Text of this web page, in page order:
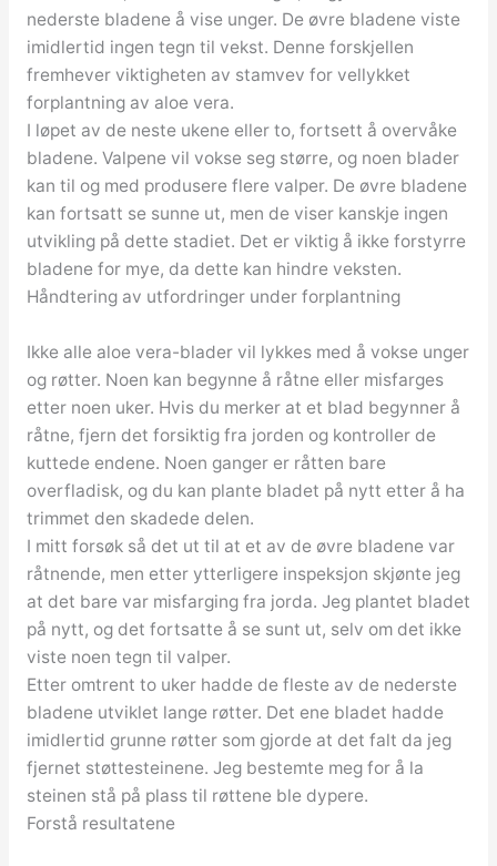
nederste bladene å vise unger. De øvre bladene viste
imidlertid ingen tegn til vekst. Denne forskjellen
fremhever viktigheten av stamvev for vellykket
forplantning av aloe vera.
I løpet av de neste ukene eller to, fortsett å overvåke
bladene. Valpene vil vokse seg større, og noen blader
kan til og med produsere flere valper. De øvre bladene
kan fortsatt se sunne ut, men de viser kanskje ingen
utvikling på dette stadiet. Det er viktig å ikke forstyrre
bladene for mye, da dette kan hindre veksten.
Håndtering av utfordringer under forplantning
Ikke alle aloe vera-blader vil lykkes med å vokse unger
og røtter. Noen kan begynne å råtne eller misfarges
etter noen uker. Hvis du merker at et blad begynner å
råtne, fjern det forsiktig fra jorden og kontroller de
kuttede endene. Noen ganger er råtten bare
overfladisk, og du kan plante bladet på nytt etter å ha
trimmet den skadede delen.
I mitt forsøk så det ut til at et av de øvre bladene var
råtnende, men etter ytterligere inspeksjon skjønte jeg
at det bare var misfarging fra jorda. Jeg plantet bladet
på nytt, og det fortsatte å se sunt ut, selv om det ikke
viste noen tegn til valper.
Etter omtrent to uker hadde de fleste av de nederste
bladene utviklet lange røtter. Det ene bladet hadde
imidlertid grunne røtter som gjorde at det falt da jeg
fjernet støttesteinene. Jeg bestemte meg for å la
steinen stå på plass til røttene ble dypere.
Forstå resultatene